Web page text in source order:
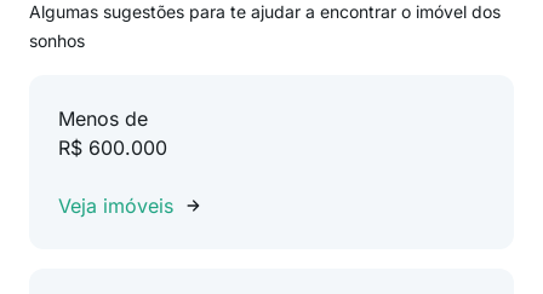
Algumas sugestões para te ajudar a encontrar o imóvel dos
sonhos
Menos de
R$ 600.000
Veja imóveis